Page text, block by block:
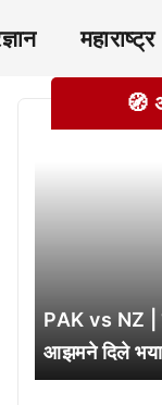
महाराष्ट्र
🧭
PAK vs NZ |
आझमने दिले